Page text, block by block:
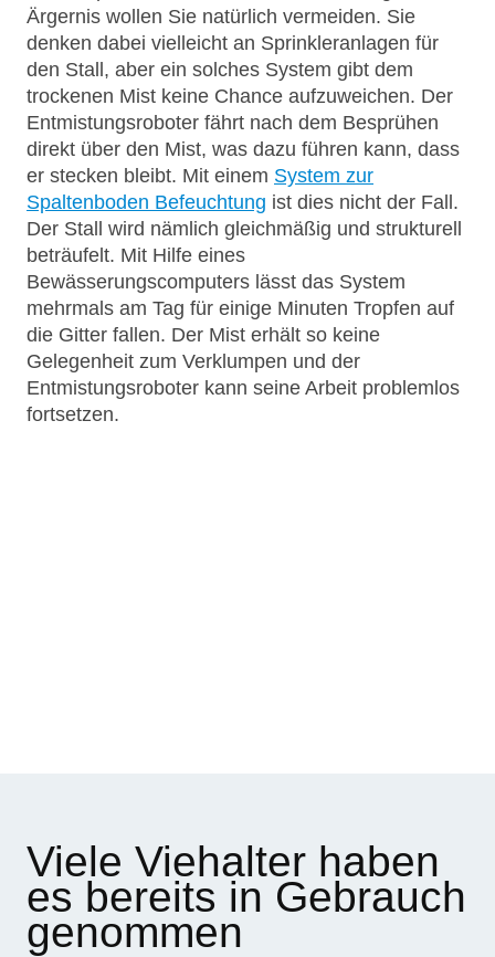
Ärgernis wollen Sie natürlich vermeiden. Sie
denken dabei vielleicht an Sprinkleranlagen für
den Stall, aber ein solches System gibt dem
trockenen Mist keine Chance aufzuweichen. Der
Entmistungsroboter fährt nach dem Besprühen
direkt über den Mist, was dazu führen kann, dass
er stecken bleibt. Mit einem System zur
Spaltenboden Befeuchtung ist dies nicht der Fall.
Der Stall wird nämlich gleichmäßig und strukturell
beträufelt. Mit Hilfe eines
Bewässerungscomputers lässt das System
mehrmals am Tag für einige Minuten Tropfen auf
die Gitter fallen. Der Mist erhält so keine
Gelegenheit zum Verklumpen und der
Entmistungsroboter kann seine Arbeit problemlos
fortsetzen.
Viele Viehalter haben
es bereits in Gebrauch
genommen